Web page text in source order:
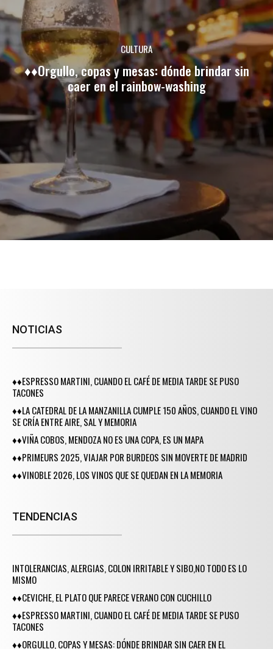
CULTURA
♦♦Orgullo, copas y mesas: dónde brindar sin
caer en el rainbow-washing
NOTICIAS
♦♦ESPRESSO MARTINI, CUANDO EL CAFÉ DE MEDIA TARDE SE PUSO
TACONES
♦♦LA CATEDRAL DE LA MANZANILLA CUMPLE 150 AÑOS, CUANDO EL VINO
SE CRÍA ENTRE AIRE, SAL Y MEMORIA
♦♦VIÑA COBOS, MENDOZA NO ES UNA COPA, ES UN MAPA
♦♦PRIMEURS 2025, VIAJAR POR BURDEOS SIN MOVERTE DE MADRID
♦♦VINOBLE 2026, LOS VINOS QUE SE QUEDAN EN LA MEMORIA
TENDENCIAS
INTOLERANCIAS, ALERGIAS, COLON IRRITABLE Y SIBO,NO TODO ES LO
MISMO
♦♦CEVICHE, EL PLATO QUE PARECE VERANO CON CUCHILLO
♦♦ESPRESSO MARTINI, CUANDO EL CAFÉ DE MEDIA TARDE SE PUSO
TACONES
♦♦ORGULLO, COPAS Y MESAS: DÓNDE BRINDAR SIN CAER EN EL